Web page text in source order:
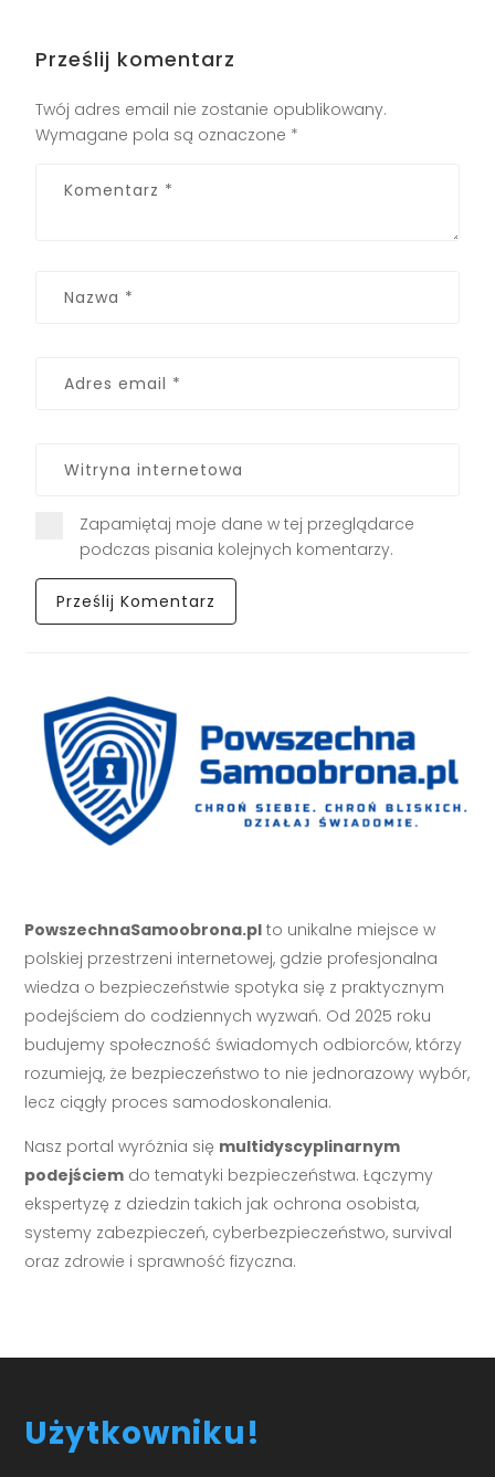
Prześlij komentarz
Twój adres email nie zostanie opublikowany.
Wymagane pola są oznaczone *
Zapamiętaj moje dane w tej przeglądarce
podczas pisania kolejnych komentarzy.
PowszechnaSamoobrona.pl to unikalne miejsce w
polskiej przestrzeni internetowej, gdzie profesjonalna
wiedza o bezpieczeństwie spotyka się z praktycznym
podejściem do codziennych wyzwań. Od 2025 roku
budujemy społeczność świadomych odbiorców, którzy
rozumieją, że bezpieczeństwo to nie jednorazowy wybór,
lecz ciągły proces samodoskonalenia.
Nasz portal wyróżnia się multidyscyplinarnym
podejściem do tematyki bezpieczeństwa. Łączymy
ekspertyzę z dziedzin takich jak ochrona osobista,
systemy zabezpieczeń, cyberbezpieczeństwo, survival
oraz zdrowie i sprawność fizyczna.
Użytkowniku!